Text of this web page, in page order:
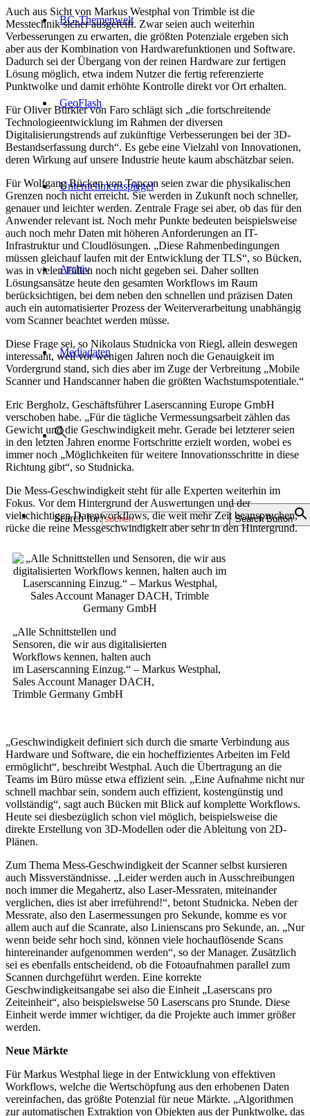
BG-Themenwelt
GeoFlash
Unternehmensspiegel
Archiv
Mediadaten
Search for: Search Button
Auch aus Sicht von Markus Westphal von Trimble ist die
Messtechnik sicher ausgereift. Zwar seien auch weiterhin
Verbesserungen zu erwarten, die größten Potenziale ergeben sich
aber aus der Kombination von Hardwarefunktionen und Software.
Dadurch sei der Übergang von der reinen Hardware zur fertigen
Lösung möglich, etwa indem Nutzer die fertig referenzierte
Punktwolke und damit erhöhte Kontrolle direkt vor Ort erhalten.
Für Oliver Bürkler von Faro schlägt sich „die fortschreitende
Technologieentwicklung im Rahmen der diversen
Digitalisierungstrends auf zukünftige Verbesserungen bei der 3D-
Bestandserfassung durch“. Es gebe eine Vielzahl von Innovationen,
deren Wirkung auf unsere Industrie heute kaum abschätzbar seien.
Für Wolfgang Bücken von Topcon seien zwar die physikalischen
Grenzen noch nicht erreicht. Sie werden in Zukunft noch schneller,
genauer und leichter werden. Zentrale Frage sei aber, ob das für den
Anwender relevant ist. Noch mehr Punkte bedeuten beispielsweise
auch noch mehr Daten mit höheren Anforderungen an IT-
Infrastruktur und Cloudlösungen. „Diese Rahmenbedingungen
müssen gleichauf laufen mit der Entwicklung der TLS“, so Bücken,
was in vielen Fällen noch nicht gegeben sei. Daher sollten
Lösungsansätze heute den gesamten Workflows im Raum
berücksichtigen, bei dem neben den schnellen und präzisen Daten
auch ein automatisierter Prozess der Weiterverarbeitung unabhängig
vom Scanner beachtet werden müsse.
Diese Frage sei, so Nikolaus Studnicka von Riegl, allein deswegen
interessant, weil vor wenigen Jahren noch die Genauigkeit im
Vordergrund stand, sich dies aber im Zuge der Verbreitung „Mobile
Scanner und Handscanner haben die größten Wachstumspotentiale.“
Eric Bergholz, Geschäftsführer Laserscanning Europe GmbH
verschoben habe. „Für die tägliche Vermessungsarbeit zählen das
Gewicht und die Geschwindigkeit mehr. Gerade bei letzterer seien
in den letzten Jahren enorme Fortschritte erzielt worden, wobei es
immer noch „Möglichkeiten für weitere Innovationsschritte in diese
Richtung gibt“, so Studnicka.
Die Mess-Geschwindigkeit steht für alle Experten weiterhin im
Fokus. Vor dem Hintergrund der Auswertungen und der
vielschichtigen Datenworkflows, die weit mehr Zeit beanspruchen,
rücke die reine Messgeschwindigkeit aber sehr in den Hintergrund.
„Alle Schnittstellen und
Sensoren, die wir aus digitalisierten
Workflows kennen, halten auch
im Laserscanning Einzug.“ – Markus Westphal,
Sales Account Manager DACH,
Trimble Germany GmbH
„Geschwindigkeit definiert sich durch die smarte Verbindung aus
Hardware und Software, die ein hocheffizientes Arbeiten im Feld
ermöglicht“, beschreibt Westphal. Auch die Übertragung an die
Teams im Büro müsse etwa effizient sein. „Eine Aufnahme nicht nur
schnell machbar sein, sondern auch effizient, kostengünstig und
vollständig“, sagt auch Bücken mit Blick auf komplette Workflows.
Heute sei diesbezüglich schon viel möglich, beispielsweise die
direkte Erstellung von 3D-Modellen oder die Ableitung von 2D-
Plänen.
Zum Thema Mess-Geschwindigkeit der Scanner selbst kursieren
auch Missverständnisse. „Leider werden auch in Ausschreibungen
noch immer die Megahertz, also Laser-Messraten, miteinander
verglichen, dies ist aber irreführend!“, betont Studnicka. Neben der
Messrate, also den Lasermessungen pro Sekunde, komme es vor
allem auch auf die Scanrate, also Linienscans pro Sekunde, an. „Nur
wenn beide sehr hoch sind, können viele hochauflösende Scans
hintereinander aufgenommen werden“, so der Manager. Zusätzlich
sei es ebenfalls entscheidend, ob die Fotoaufnahmen parallel zum
Scannen durchgeführt werden. Eine korrekte
Geschwindigkeitsangabe sei also die Einheit „Laserscans pro
Zeiteinheit“, also beispielsweise 50 Laserscans pro Stunde. Diese
Einheit werde immer wichtiger, da die Projekte auch immer größer
werden.
Neue Märkte
Für Markus Westphal liege in der Entwicklung von effektiven
Workflows, welche die Wertschöpfung aus den erhobenen Daten
vereinfachen, das größte Potenzial für neue Märkte. „Algorithmen
zur automatischen Extraktion von Objekten aus der Punktwolke, das